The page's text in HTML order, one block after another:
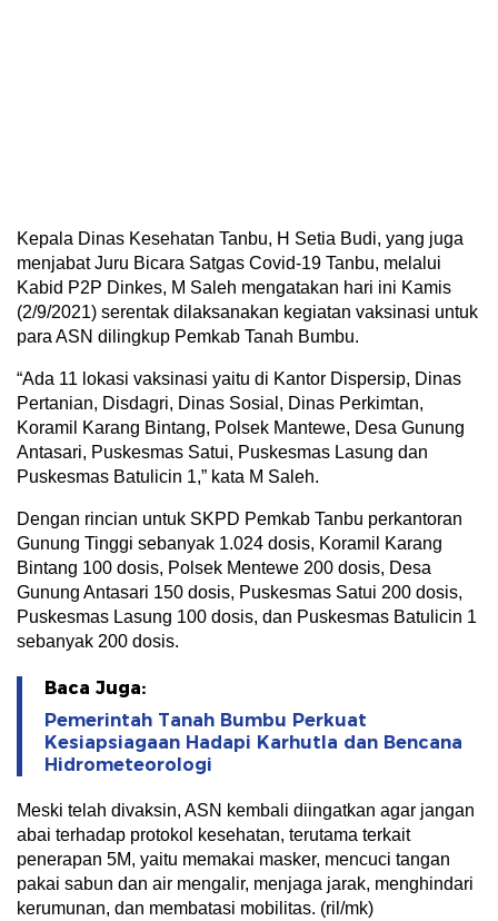
Kepala Dinas Kesehatan Tanbu, H Setia Budi, yang juga
menjabat Juru Bicara Satgas Covid-19 Tanbu, melalui
Kabid P2P Dinkes, M Saleh mengatakan hari ini Kamis
(2/9/2021) serentak dilaksanakan kegiatan vaksinasi untuk
para ASN dilingkup Pemkab Tanah Bumbu.
“Ada 11 lokasi vaksinasi yaitu di Kantor Dispersip, Dinas
Pertanian, Disdagri, Dinas Sosial, Dinas Perkimtan,
Koramil Karang Bintang, Polsek Mantewe, Desa Gunung
Antasari, Puskesmas Satui, Puskesmas Lasung dan
Puskesmas Batulicin 1,” kata M Saleh.
Dengan rincian untuk SKPD Pemkab Tanbu perkantoran
Gunung Tinggi sebanyak 1.024 dosis, Koramil Karang
Bintang 100 dosis, Polsek Mentewe 200 dosis, Desa
Gunung Antasari 150 dosis, Puskesmas Satui 200 dosis,
Puskesmas Lasung 100 dosis, dan Puskesmas Batulicin 1
sebanyak 200 dosis.
Baca Juga:
Pemerintah Tanah Bumbu Perkuat
Kesiapsiagaan Hadapi Karhutla dan Bencana
Hidrometeorologi
Meski telah divaksin, ASN kembali diingatkan agar jangan
abai terhadap protokol kesehatan, terutama terkait
penerapan 5M, yaitu memakai masker, mencuci tangan
pakai sabun dan air mengalir, menjaga jarak, menghindari
kerumunan, dan membatasi mobilitas. (ril/mk)